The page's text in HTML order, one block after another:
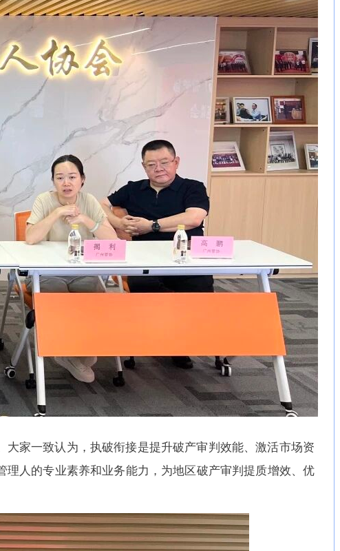
家一致认为，执破衔接是提升破产审判效能、激活市场资
人的专业素养和业务能力，为地区破产审判提质增效、优